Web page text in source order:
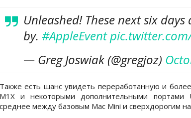
Unleashed! These next six
by. #AppleEvent
— Greg Joswiak (@gregjoz)
Также есть шанс увидеть переработанную и
M1X и некоторыми дополнительными портами
среднее между базовым Mac Mini и сверхдорогим